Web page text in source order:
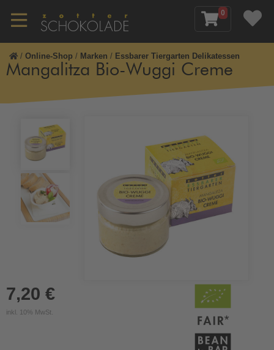
0
/ Online-Shop / Marken / Essbarer Tiergarten Delikatessen
Mangalitza Bio-Wuggi Creme
7,20 €
inkl. 10% MwSt.